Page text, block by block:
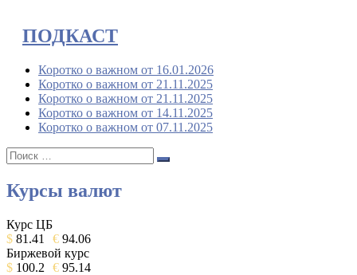
ПОДКАСТ
Коротко о важном от 16.01.2026
Коротко о важном от 21.11.2025
Коротко о важном от 21.11.2025
Коротко о важном от 14.11.2025
Коротко о важном от 07.11.2025
Поиск:
Поиск
Курсы валют
Курс ЦБ
$ 81.41 € 94.06
Биржевой курс
$ 100.2 € 95.14